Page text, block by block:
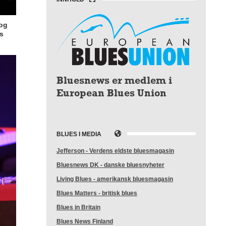
Bluesnews er medlem i
European Blues Union
BLUES I MEDIA
Jefferson - Verdens eldste bluesmagasin
Bluesnews DK - danske bluesnyheter
Living Blues - amerikansk bluesmagasin
Blues Matters - britisk blues
Blues in Britain
Blues News Finland